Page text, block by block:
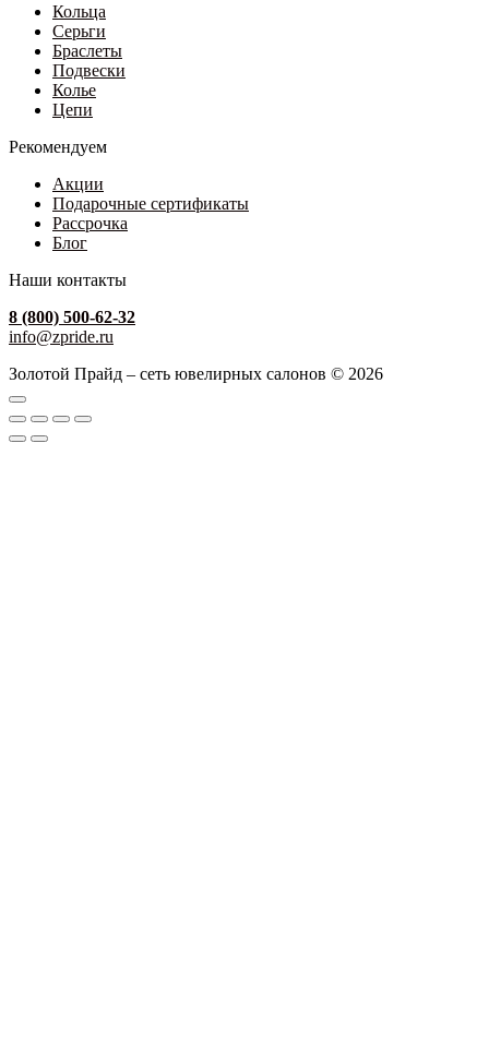
Кольца
Серьги
Браслеты
Подвески
Колье
Цепи
Рекомендуем
Акции
Подарочные сертификаты
Рассрочка
Блог
Наши контакты
8 (800) 500-62-32
info@zpride.ru
Золотой Прайд – сеть ювелирных салонов © 2026